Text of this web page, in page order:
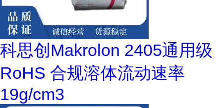
科思创Makrolon 2405通用级
RoHS 合规溶体流动速率
19g/cm3